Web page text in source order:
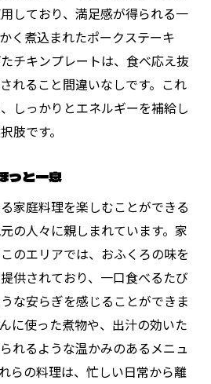
しており、満足感が得られる一
く煮込まれたポークステーキ
チキンプレートは、食べ応え抜
れること間違いなしです。これ
しっかりとエネルギーを補給し
肢です。
っと一息
家庭料理を楽しむことができる
の人々に親しまれています。家
のエリアでは、おふくろの味を
供されており、一口食べるたび
な安らぎを感じることができま
に使った煮物や、出汁の効いた
れるような温かみのあるメニュ
らの料理は、忙しい日常から離